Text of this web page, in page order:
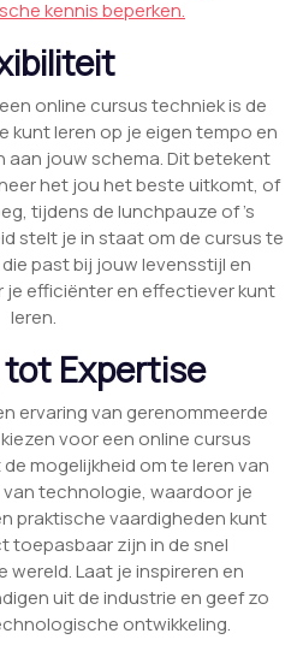
kennis beperken.
online cursus techniek is de
kunt leren op je eigen tempo en
jouw schema. Dit betekent
het jou het beste uitkomt, of
tijdens de lunchpauze of ’s
stelt je in staat om de cursus te
past bij jouw levensstijl en
efficiënter en effectiever kunt
leren.
Expertise
ervaring van gerenommeerde
voor een online cursus
mogelijkheid om te leren van
technologie, waardoor je
praktische vaardigheden kunt
toepasbaar zijn in de snel
wereld. Laat je inspireren en
uit de industrie en geef zo
ontwikkeling.